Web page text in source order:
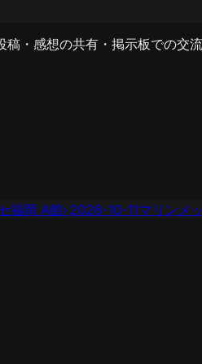
・感想の共有・掲示板での交流
福岡 A館› 2026-10-11マリンメ